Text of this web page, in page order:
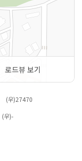
로드뷰 보기
(우)27470
(우)-